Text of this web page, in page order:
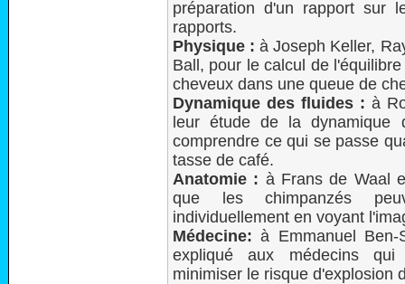
préparation d'un rapport sur
rapports.
Physique : à Joseph Keller,
Ball, pour le calcul de
cheveux dans une queue de
Dynamique des fluides : à
leur étude de la dynamique
comprendre ce qui se passe
tasse de café.
Anatomie : à Frans de Waal
que les chimpanzés
individuellement en voyant
Médecine: à Emmanuel
expliqué aux médecins qui
minimiser le risque d'explosion